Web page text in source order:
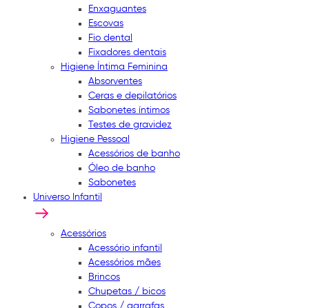
Enxaguantes
Escovas
Fio dental
Fixadores dentais
Higiene Íntima Feminina
Absorventes
Ceras e depilatórios
Sabonetes íntimos
Testes de gravidez
Higiene Pessoal
Acessórios de banho
Óleo de banho
Sabonetes
Universo Infantil
Acessórios
Acessório infantil
Acessórios mães
Brincos
Chupetas / bicos
Copos / garrafas